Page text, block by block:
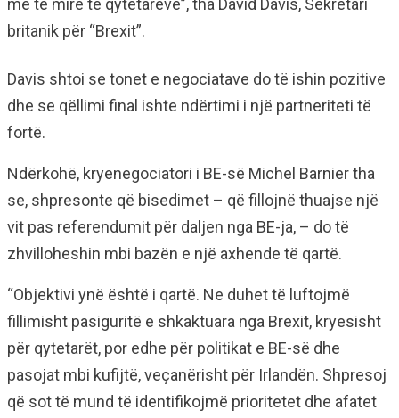
më të mirë të qytetarëve”, tha David Davis, Sekretari
britanik për “Brexit”.
Davis shtoi se tonet e negociatave do të ishin pozitive
dhe se qëllimi final ishte ndërtimi i një partneriteti të
fortë.
Ndërkohë, kryenegociatori i BE-së Michel Barnier tha
se, shpresonte që bisedimet – që fillojnë thuajse një
vit pas referendumit për daljen nga BE-ja, – do të
zhvilloheshin mbi bazën e një axhende të qartë.
“Objektivi ynë është i qartë. Ne duhet të luftojmë
fillimisht pasiguritë e shkaktuara nga Brexit, kryesisht
për qytetarët, por edhe për politikat e BE-së dhe
pasojat mbi kufijtë, veçanërisht për Irlandën. Shpresoj
që sot të mund të identifikojmë prioritetet dhe afatet